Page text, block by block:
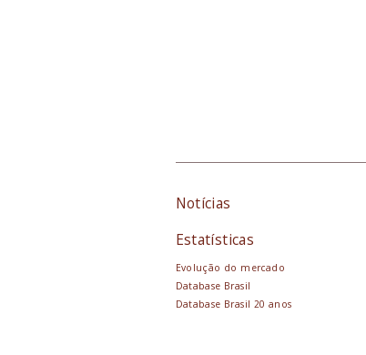
Notícias
Estatísticas
Evolução do mercado
Database Brasil
Database Brasil 20 anos